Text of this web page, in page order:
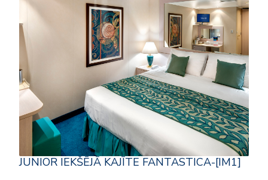
JUNIOR IEKŠĒJĀ KAJĪTE FANTASTICA-[IM1]